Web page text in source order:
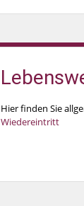
Hier finden Sie
Wiedereintritt